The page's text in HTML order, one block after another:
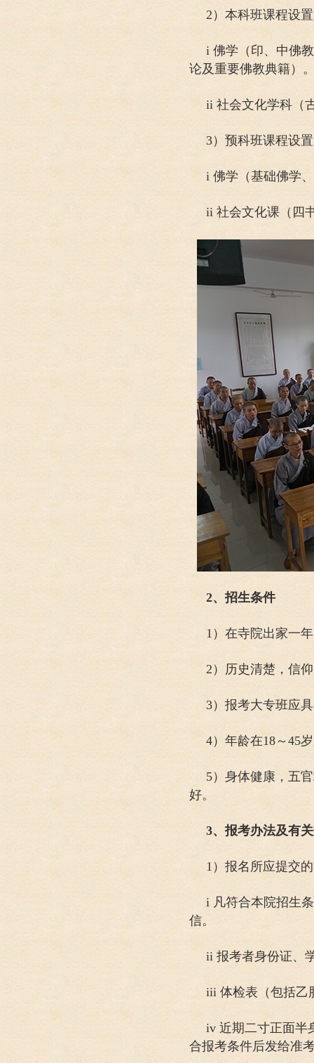
2）本科班课程设
i 佛学（印、中佛
论及重要佛教典籍）
ii 社会文化学科（
3）预科班课程设
i 佛学（基础佛学
ii 社会文化课（四
2、招生条件
1）在寺院出家一
2）历史清楚，信
3）报考大专班应
4）年龄在18～45
5）身体健康，五
好。
3、报考办法及有
1）报名所应提交
i 凡符合本院招生
信。
ii 报考者身份证、
iii 体检表（包括乙
iv 近期二寸正面半
合报考条件后发给准